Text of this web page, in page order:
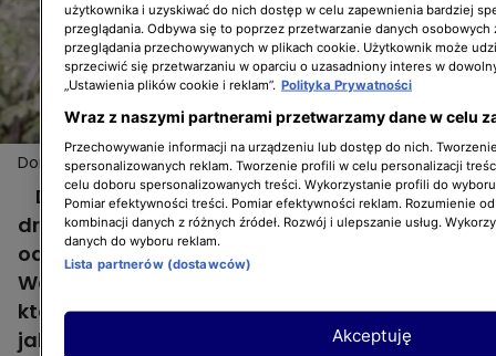
Domki dla owadów
Dzięki owadom kwitną kwiaty i owocują
drzewa. Niestety, pszczoły mają coraz mniej
odpowiednich miejsc do gniazdowania.
Warto więc w ogrodzie postawić im budki,
które mogą im służyć jako dom. Zobaczcie,
jak je zrobić!
użytkownika i uzyskiwać do nich dostęp w celu zapewnienia bardziej
przeglądania. Odbywa się to poprzez przetwarzanie danych osobowych
przeglądania przechowywanych w plikach cookie. Użytkownik może
sprzeciwić się przetwarzaniu w oparciu o uzasadniony interes w
„Ustawienia plików cookie i reklam”. Polityka Prywatności
Wraz z naszymi partnerami przetwarzamy dane w celu
Przechowywanie informacji na urządzeniu lub dostęp do nich.
spersonalizowanych reklam. Tworzenie profili w celu personalizacji
celu doboru spersonalizowanych treści. Wykorzystanie profili do
Pomiar efektywności treści. Pomiar efektywności reklam. Rozumienie
kombinacji danych z różnych źródeł. Rozwój i ulepszanie usług.
danych do wyboru reklam.
Lista partnerów (dostawców)
Akceptuję